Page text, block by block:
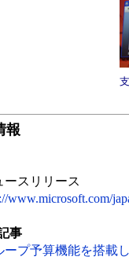
報
スリリース
www.microsoft.com/
事
ープ予算機能を搭載